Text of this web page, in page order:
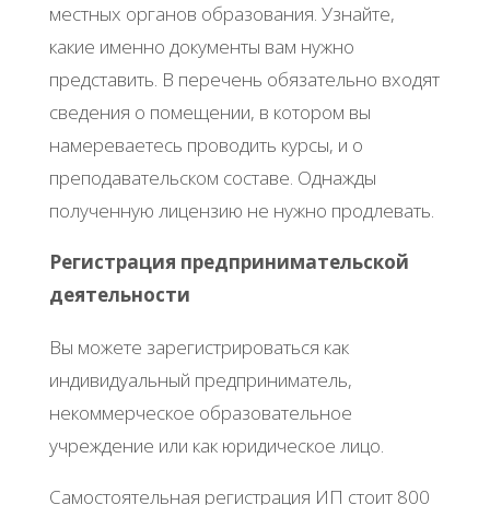
местных органов образования. Узнайте,
какие именно документы вам нужно
представить. В перечень обязательно входят
сведения о помещении, в котором вы
намереваетесь проводить курсы, и о
преподавательском составе. Однажды
полученную лицензию не нужно продлевать.
Регистрация предпринимательской
деятельности
Вы можете зарегистрироваться как
индивидуальный предприниматель,
некоммерческое образовательное
учреждение или как юридическое лицо.
Самостоятельная регистрация ИП стоит 800